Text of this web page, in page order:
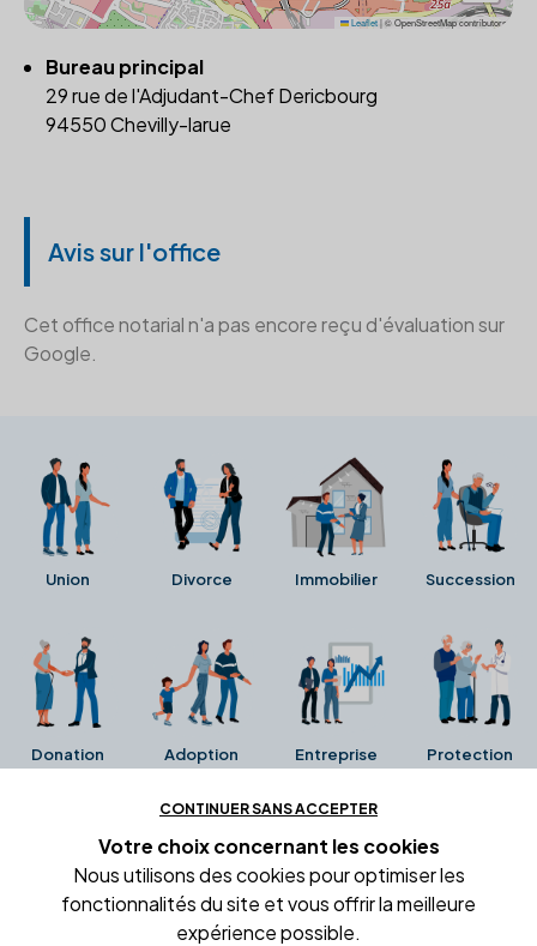
Leaflet|© OpenStreetMap contributors
Bureau principal
29 rue de l'Adjudant-Chef Dericbourg
94550 Chevilly-larue
Avis sur l'office
Cet office notarial n'a pas encore reçu d'évaluation sur
Google.
Union Divorce Immobilier Succession
Donation Adoption Entreprise Protection
Ces avis proviennent directement de la fiche Google
Business de l'office notarial. Ils n'ont ni été collectés ni
été vérifiés par Alexia.fr.
CONTINUER SANS ACCEPTER
Votre choix concernant les cookies
Nous utilisons des cookies pour optimiser les
fonctionnalités du site et vous offrir la meilleure
expérience possible.